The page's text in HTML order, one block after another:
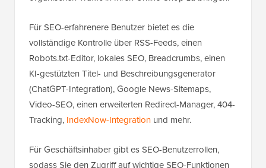
Für SEO-erfahrenere Benutzer bietet es die
vollständige Kontrolle über RSS-Feeds, einen
Robots.txt-Editor, lokales SEO, Breadcrumbs, einen
KI-gestützten Titel- und Beschreibungsgenerator
(ChatGPT-Integration), Google News-Sitemaps,
Video-SEO, einen erweiterten Redirect-Manager, 404-
Tracking, IndexNow-Integration und mehr.
Für Geschäftsinhaber gibt es SEO-Benutzerrollen,
sodass Sie den Zugriff auf wichtige SEO-Funktionen